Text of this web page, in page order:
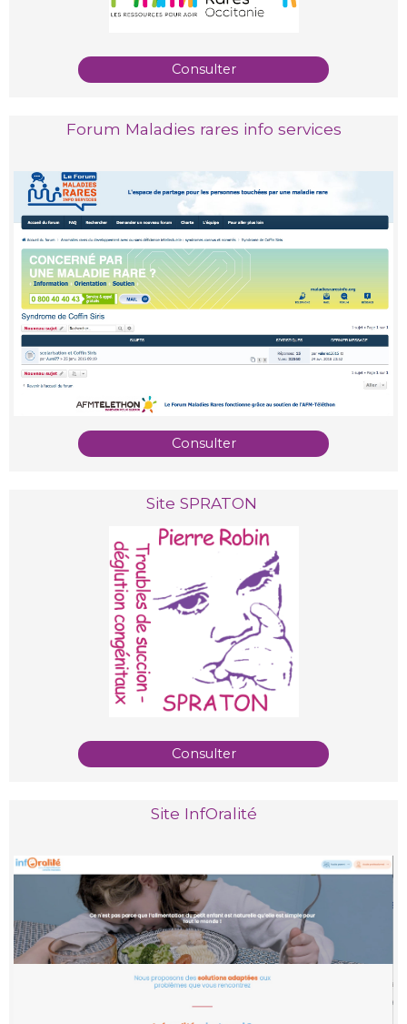
Consulter
Forum Maladies rares info services
Consulter
Site SPRATON
Consulter
Site InfOralité